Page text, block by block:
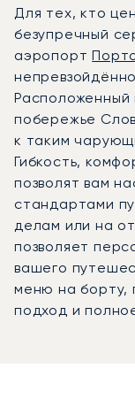
Для тех, кто
безупречный
аэропорт
побережье
к таким
Гибкость,
позволят вам
стандартами
делам или на
позволяет
вашего
меню на борту,
подход и